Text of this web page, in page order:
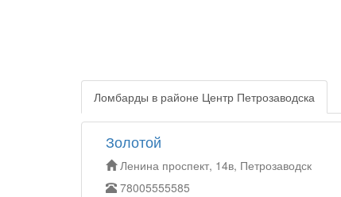
Ломбарды в районе Центр Петрозаводска
Золотой
Ленина проспект, 14в, Петрозаводск
78005555585